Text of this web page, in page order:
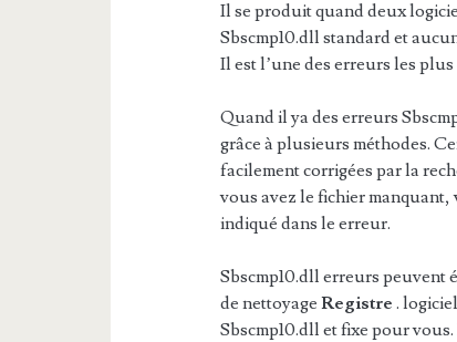
Il se produit quand deux
Sbscmp10.dll standard et
Il est l’une des erreurs les
Quand il ya des erreurs
grâce à plusieurs méthodes.
facilement corrigées par la
vous avez le fichier
indiqué dans le erreur.
Sbscmp10.dll erreurs peuvent
de nettoyageRegistre.
Sbscmp10.dll et fixe pour